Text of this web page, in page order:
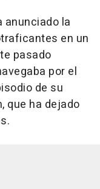
anunciado la
en un
pasado
por el
de su
que ha dejado